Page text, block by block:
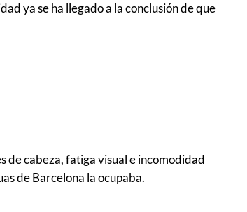
ya se ha llegado a la conclusión de que
de cabeza, fatiga visual e incomodidad
de Barcelona la ocupaba.